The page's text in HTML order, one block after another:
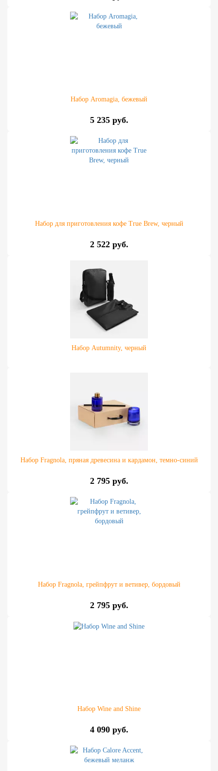
Набор Aromagia, бежевый
5 235 руб.
Набор для приготовления кофе True Brew, черный
2 522 руб.
Набор Autumnity, черный
Набор Fragnola, пряная древесина и кардамон, темно-синий
2 795 руб.
Набор Fragnola, грейпфрут и ветивер, бордовый
2 795 руб.
Набор Wine and Shine
4 090 руб.